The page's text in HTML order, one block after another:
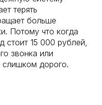
терять
больше
Потому что когда
стоит 15 000 рублей,
звонка или
дорого.